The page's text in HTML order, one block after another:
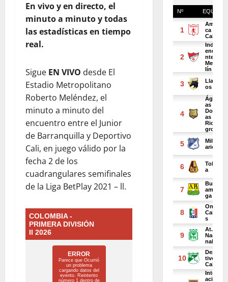
En vivo y en directo, el
minuto a minuto y todas
las estadísticas en tiempo
real.
Sigue EN VIVO desde El
Estadio Metropolitano
Roberto Meléndez, el
minuto a minuto del
encuentro entre el Junior
de Barranquilla y Deportivo
Cali, en juego válido por la
fecha 2 de los
cuadrangulares semifinales
de la Liga BetPlay 2021 – ll.